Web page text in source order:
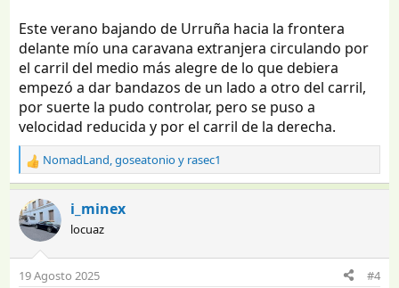
Este verano bajando de Urruña hacia la frontera
delante mío una caravana extranjera circulando por
el carril del medio más alegre de lo que debiera
empezó a dar bandazos de un lado a otro del carril,
por suerte la pudo controlar, pero se puso a
velocidad reducida y por el carril de la derecha.
R
e
a
c
c
o
n
NomadLand,goseatonioy rasec1
i_minex
locuaz
19 Agosto 2025 #4